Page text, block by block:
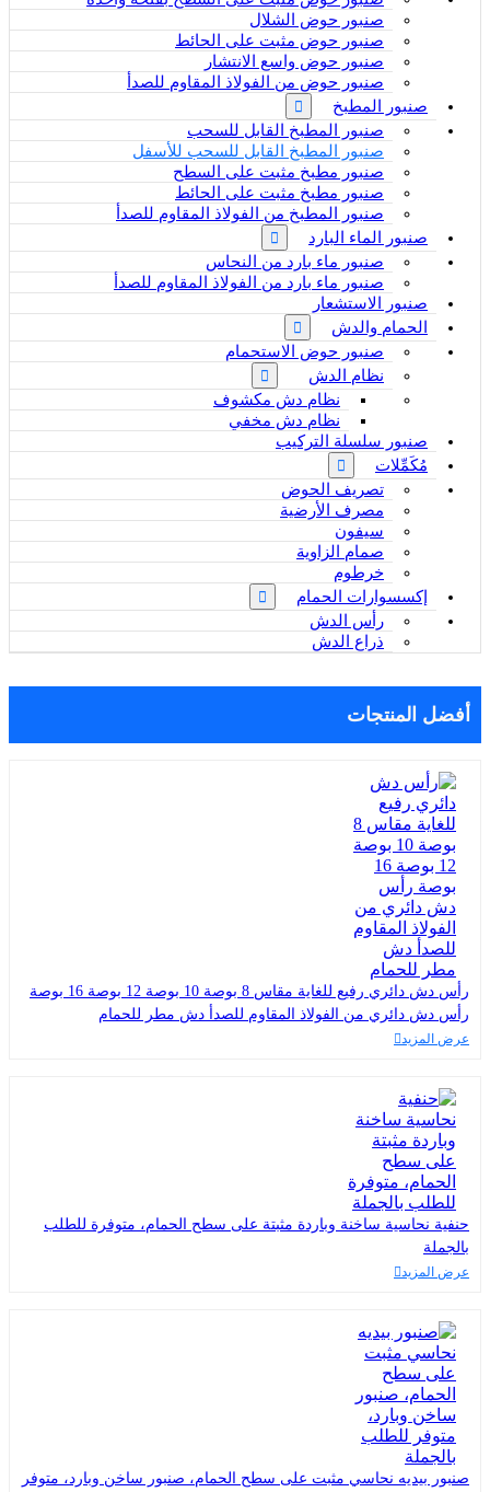
صنبور حوض الشلال
صنبور حوض مثبت على الحائط
صنبور حوض واسع الانتشار
صنبور حوض من الفولاذ المقاوم للصدأ
صنبور المطبخ
صنبور المطبخ القابل للسحب
صنبور المطبخ القابل للسحب للأسفل
صنبور مطبخ مثبت على السطح
صنبور مطبخ مثبت على الحائط
صنبور المطبخ من الفولاذ المقاوم للصدأ
صنبور الماء البارد
صنبور ماء بارد من النحاس
صنبور ماء بارد من الفولاذ المقاوم للصدأ
صنبور الاستشعار
الحمام والدش
صنبور حوض الاستحمام
نظام الدش
نظام دش مكشوف
نظام دش مخفي
صنبور سلسلة التركيب
مُكَمِّلات
تصريف الحوض
مصرف الأرضية
سيفون
صمام الزاوية
خرطوم
إكسسوارات الحمام
رأس الدش
ذراع الدش
أفضل المنتجات
رأس دش دائري رفيع للغاية مقاس 8 بوصة 10 بوصة 12 بوصة 16 بوصة
رأس دش دائري من الفولاذ المقاوم للصدأ دش مطر للحمام
عرض المزيد
حنفية نحاسية ساخنة وباردة مثبتة على سطح الحمام، متوفرة للطلب
بالجملة
عرض المزيد
صنبور بيديه نحاسي مثبت على سطح الحمام، صنبور ساخن وبارد، متوفر